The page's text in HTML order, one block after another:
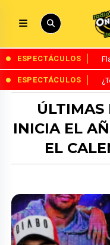
ESPECTÁCULOS
ESPECTÁCULOS
ÚLTIMAS
INICIA EL
EL